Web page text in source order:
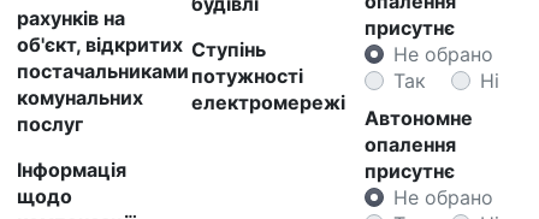
рахунків на
об'єкт, відкритих
постачальниками
комунальних
послуг
Інформація
щодо
Ступінь
потужності
електромережі
присутнє
Не обрано
Так
Ні
Автономне
опалення
присутнє
Не обрано